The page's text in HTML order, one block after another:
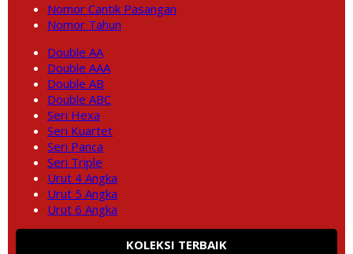
Nomor Cantik Pasangan
Nomor Tahun
Double AA
Double AAA
Double AB
Double ABC
Seri Hexa
Seri Kuartet
Seri Panca
Seri Triple
Urut 4 Angka
Urut 5 Angka
Urut 6 Angka
KOLEKSI TERBAIK